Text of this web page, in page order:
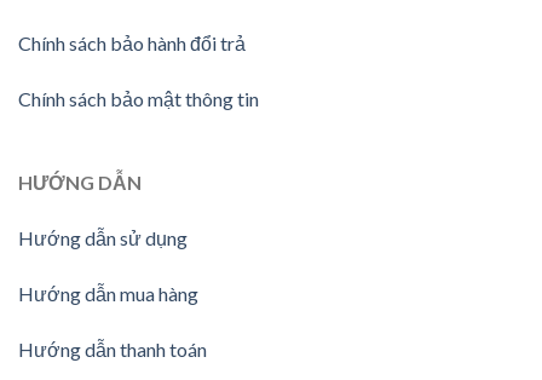
Chính sách bảo hành đổi trả
Chính sách bảo mật thông tin
HƯỚNG DẪN
Hướng dẫn sử dụng
Hướng dẫn mua hàng
Hướng dẫn thanh toán